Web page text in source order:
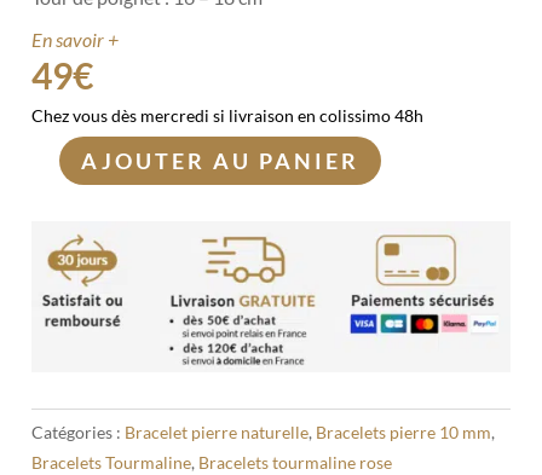
En savoir +
49€
Chez vous dès mercredi si livraison en colissimo 48h
quantité
Bracelet
Tourmaline
rose
sur
mm
AJOUTER AU PANIER
Catégories : Bracelet pierre naturelle, Bracelets pierre 10 mm,
Bracelets Tourmaline, Bracelets tourmaline rose